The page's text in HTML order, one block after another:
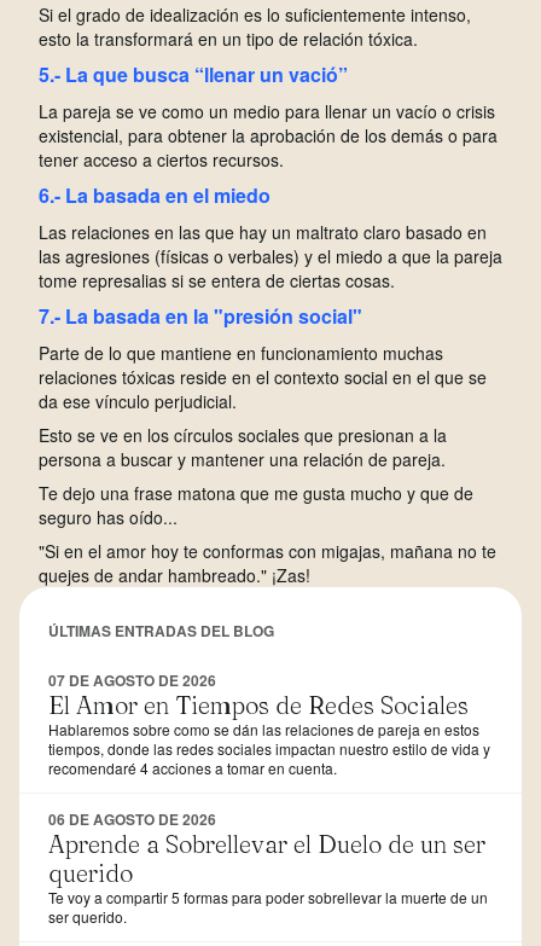
Si el grado de idealización es lo suficientemente intenso,
esto la transformará en un tipo de relación tóxica.
5.- La que busca “llenar un vació”
La pareja se ve como un medio para llenar un vacío o crisis
existencial, para obtener la aprobación de los demás o para
tener acceso a ciertos recursos.
6.- La basada en el miedo
Las relaciones en las que hay un maltrato claro basado en
las agresiones (físicas o verbales) y el miedo a que la pareja
tome represalias si se entera de ciertas cosas.
7.- La basada en la "presión social"
Parte de lo que mantiene en funcionamiento muchas
relaciones tóxicas reside en el contexto social en el que se
da ese vínculo perjudicial.
Esto se ve en los círculos sociales que presionan a la
persona a buscar y mantener una relación de pareja.
Te dejo una frase matona que me gusta mucho y que de
seguro has oído...
"Si en el amor hoy te conformas con migajas, mañana no te
quejes de andar hambreado." ¡Zas!
ÚLTIMAS ENTRADAS DEL BLOG
07 DE AGOSTO DE 2026
El Amor en Tiempos de Redes Sociales
Hablaremos sobre como se dán las relaciones de pareja en estos
tiempos, donde las redes sociales impactan nuestro estilo de vida y
recomendaré 4 acciones a tomar en cuenta.
06 DE AGOSTO DE 2026
Aprende a Sobrellevar el Duelo de un ser
querido
Te voy a compartir 5 formas para poder sobrellevar la muerte de un
ser querido.